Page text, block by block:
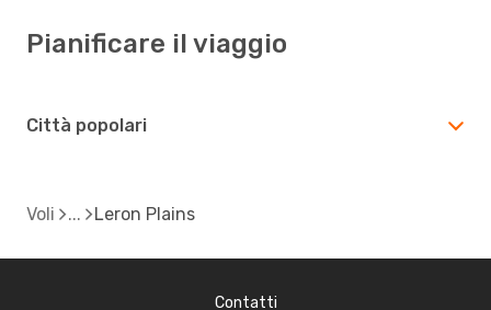
Pianificare il viaggio
Città popolari
Voli Leron Plains
Contatti